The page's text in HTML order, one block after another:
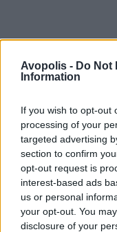
Avopolis - Do Not
Information
If you wish to opt-out
processing of your
targeted advertising
section to confirm
opt-out request is
interest-based ads
us or personal
your opt-out. You
disclosure of your